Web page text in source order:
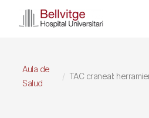
Aula de
Salud
TAC craneal: herramienta